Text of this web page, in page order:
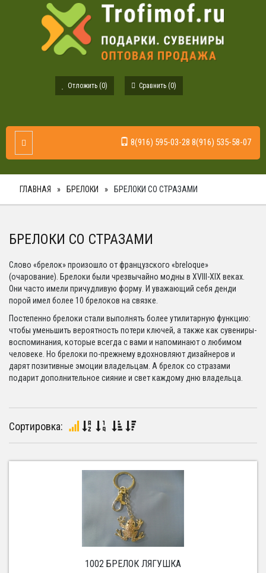
Отложить (0) Сравнить (0)
8(916) 595-03-28 8(916) 535-58-07
Toggle Navigation
ГЛАВНАЯ БРЕЛОКИ БРЕЛОКИ СО СТРАЗАМИ
БРЕЛОКИ СО СТРАЗАМИ
Слово «брелок» произошло от французского «breloque»
(очарование). Брелоки были чрезвычайно модны в XVIII-XIX веках.
Они часто имели причудливую форму. И уважающий себя денди
порой имел более 10 брелоков на связке.
Постепенно брелоки стали выполнять более утилитарную функцию:
чтобы уменьшить вероятность потери ключей, а также как сувениры-
воспоминания, которые всегда с вами и напоминают о любимом
человеке. Но брелоки по-прежнему вдохновляют дизайнеров и
дарят позитивные эмоции владельцам. А брелок со стразами
подарит дополнительное сияние и свет каждому дню владельца.
Сортировка:
1002 БРЕЛОК ЛЯГУШКА